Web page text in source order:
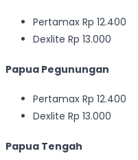
Pertamax Rp 12.400
Dexlite Rp 13.000
Papua Pegunungan
Pertamax Rp 12.400
Dexlite Rp 13.000
Papua Tengah